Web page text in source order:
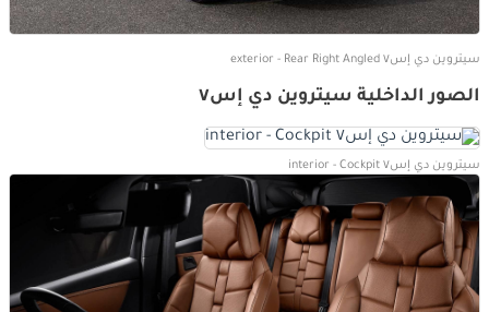
سيتروين دي إس٧ exterior - Rear Right Angled
الصور الداخلية سيتروين دي إس٧
سيتروين دي إس٧ interior - Cockpit